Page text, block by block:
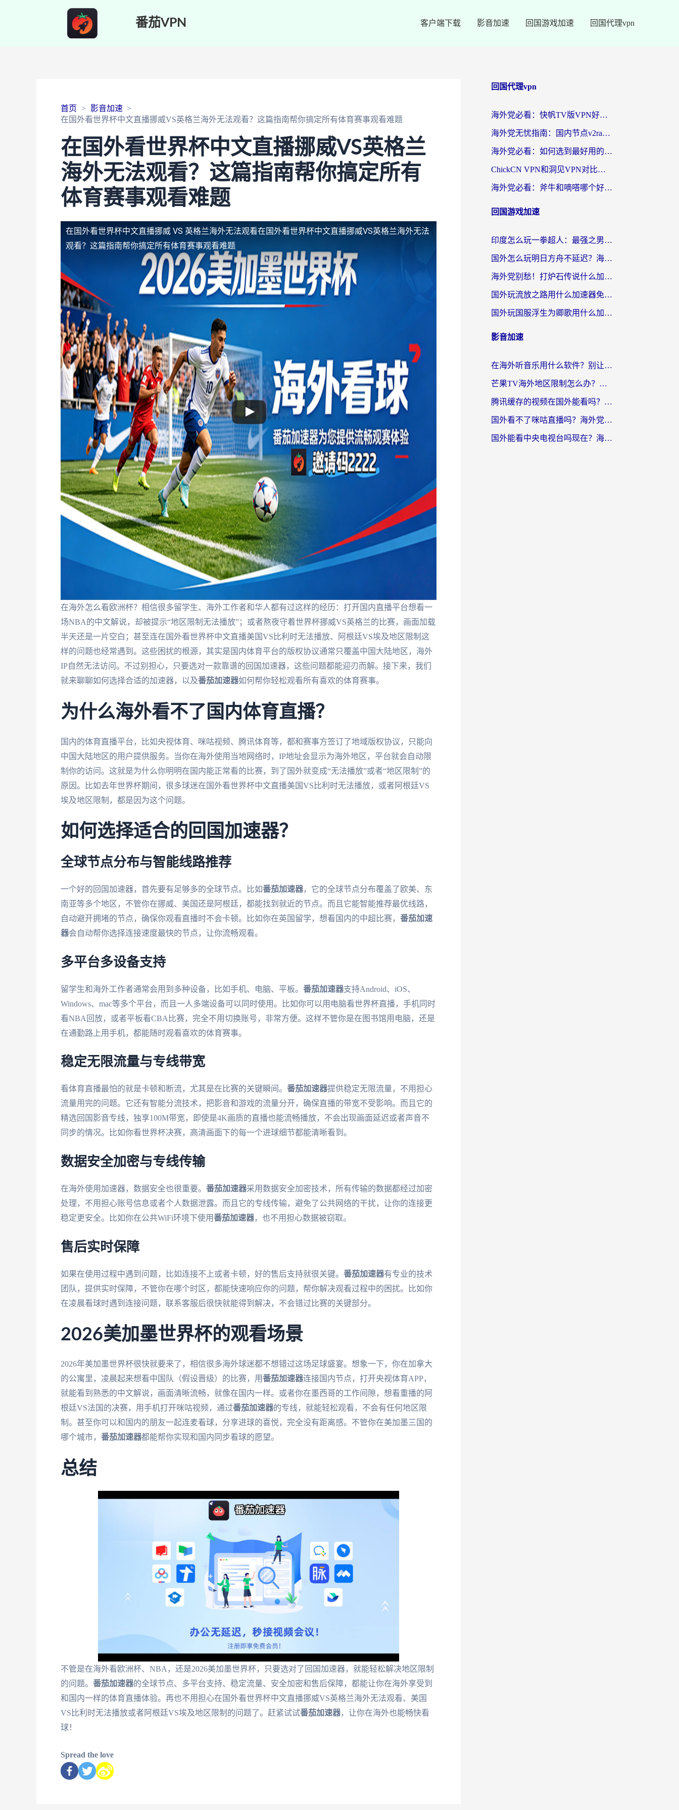
番茄VPN 客户端下载 影音加速 回国游戏加速 回国代理vpn
首页
影音加速
在国外看世界杯中文直播挪威VS英格兰海外无法观看？这篇指南帮你搞定所有体育赛事观看难题
在国外看世界杯中文直播挪威VS英格兰
海外无法观看？这篇指南帮你搞定所有
体育赛事观看难题
在国外看世界杯中文直播挪威 VS 英格兰海外无法观看在国外看世界杯中文直播挪威VS英格兰海外无法
观看？这篇指南帮你搞定所有体育赛事观看难题
在海外怎么看欧洲杯？相信很多留学生、海外工作者和华人都有过这样的经历：打开国内直播平台想看一
场NBA的中文解说，却被提示“地区限制无法播放”；或者熬夜守着世界杯挪威VS英格兰的比赛，画面加载
半天还是一片空白；甚至连在国外看世界杯中文直播美国VS比利时无法播放、阿根廷VS埃及地区限制这
样的问题也经常遇到。这些困扰的根源，其实是国内体育平台的版权协议通常只覆盖中国大陆地区，海外
IP自然无法访问。不过别担心，只要选对一款靠谱的回国加速器，这些问题都能迎刃而解。接下来，我们
就来聊聊如何选择合适的加速器，以及番茄加速器如何帮你轻松观看所有喜欢的体育赛事。
为什么海外看不了国内体育直播？
国内的体育直播平台，比如央视体育、咪咕视频、腾讯体育等，都和赛事方签订了地域版权协议，只能向
中国大陆地区的用户提供服务。当你在海外使用当地网络时，IP地址会显示为海外地区，平台就会自动限
制你的访问。这就是为什么你明明在国内能正常看的比赛，到了国外就变成“无法播放”或者“地区限制”的
原因。比如去年世界杯期间，很多球迷在国外看世界杯中文直播美国VS比利时无法播放，或者阿根廷VS
埃及地区限制，都是因为这个问题。
如何选择适合的回国加速器？
全球节点分布与智能线路推荐
一个好的回国加速器，首先要有足够多的全球节点。比如番茄加速器，它的全球节点分布覆盖了欧美、东
南亚等多个地区，不管你在挪威、美国还是阿根廷，都能找到就近的节点。而且它能智能推荐最优线路，
自动避开拥堵的节点，确保你观看直播时不会卡顿。比如你在英国留学，想看国内的中超比赛， 番茄加速
器会自动帮你选择连接速度最快的节点，让你流畅观看。
多平台多设备支持
留学生和海外工作者通常会用到多种设备，比如手机、电脑、平板。 番茄加速器支持Android、iOS、
Windows、mac等多个平台，而且一人多端设备可以同时使用。比如你可以用电脑看世界杯直播，手机同时
看NBA回放，或者平板看CBA比赛，完全不用切换账号，非常方便。这样不管你是在图书馆用电脑，还是
在通勤路上用手机，都能随时观看喜欢的体育赛事。
稳定无限流量与专线带宽
看体育直播最怕的就是卡顿和断流，尤其是在比赛的关键瞬间。 番茄加速器提供稳定无限流量，不用担心
流量用完的问题。它还有智能分流技术，把影音和游戏的流量分开，确保直播的带宽不受影响。而且它的
精选回国影音专线，独享100M带宽，即使是4K画质的直播也能流畅播放，不会出现画面延迟或者声音不
同步的情况。比如你看世界杯决赛，高清画面下的每一个进球细节都能清晰看到。
数据安全加密与专线传输
在海外使用加速器，数据安全也很重要。 番茄加速器采用数据安全加密技术，所有传输的数据都经过加密
处理，不用担心账号信息或者个人数据泄露。而且它的专线传输，避免了公共网络的干扰，让你的连接更
稳定更安全。比如你在公共WiFi环境下使用番茄加速器，也不用担心数据被窃取。
售后实时保障
如果在使用过程中遇到问题，比如连接不上或者卡顿，好的售后支持就很关键。 番茄加速器有专业的技术
团队，提供实时保障，不管你在哪个时区，都能快速响应你的问题，帮你解决观看过程中的困扰。比如你
在凌晨看球时遇到连接问题，联系客服后很快就能得到解决，不会错过比赛的关键部分。
2026美加墨世界杯的观看场景
2026年美加墨世界杯很快就要来了，相信很多海外球迷都不想错过这场足球盛宴。想象一下，你在加拿大
的公寓里，凌晨起来想看中国队（假设晋级）的比赛，用番茄加速器连接国内节点，打开央视体育APP，
就能看到熟悉的中文解说，画面清晰流畅，就像在国内一样。或者你在墨西哥的工作间隙，想看重播的阿
根廷VS法国的决赛，用手机打开咪咕视频，通过番茄加速器的专线，就能轻松观看，不会有任何地区限
制。甚至你可以和国内的朋友一起连麦看球，分享进球的喜悦，完全没有距离感。不管你在美加墨三国的
哪个城市， 番茄加速器都能帮你实现和国内同步看球的愿望。
总结
不管是在海外看欧洲杯、NBA，还是2026美加墨世界杯，只要选对了回国加速器，就能轻松解决地区限制
的问题。 番茄加速器的全球节点、多平台支持、稳定流量、安全加密和售后保障，都能让你在海外享受到
和国内一样的体育直播体验。再也不用担心在国外看世界杯中文直播挪威VS英格兰海外无法观看、美国
VS比利时无法播放或者阿根廷VS埃及地区限制的问题了。赶紧试试番茄加速器，让你在海外也能畅快看
球！
Spread the love
回国代理vpn
海外党必看：快帆TV版VPN好用吗？和快游VPN对比哪个回国效果更好？附实用避坑指南
海外党无忧指南：国内节点v2ray怎么选？一键回国VPN+多场景实测帮你避坑
海外党必看：如何选到最好用的回国加速器？从节点到售后的全维度指南
ChickCN VPN和洞见VPN对比哪个回国效果更好？海外党亲测3款加速器+避坑指南
海外党必看：斧牛和嘀嗒哪个好？3个维度教你选对回国加速器
回国游戏加速
印度怎么玩一拳超人：最强之男？海外党国服游戏加速避坑指南
国外怎么玩明日方舟不延迟？海外玩家国服游戏加速终极指南（附DNF梦幻诛仙解决方案）
海外党别愁！打炉石传说什么加速器好用？3个实用技巧解决国服游戏卡顿
国外玩流放之路用什么加速器免费？海外党亲测有效的国服游戏加速指南
国外玩国服浮生为卿歌用什么加速器比较好？海外党亲测不踩坑指南
影音加速
在海外听音乐用什么软件？别让地域限制断了你的华语歌单
芒果TV海外地区限制怎么办？海外党追剧看片的实用加速器选择指南
腾讯缓存的视频在国外能看吗？海外党追剧看片的终极解决方案
国外看不了咪咕直播吗？海外党追剧看片的加速器选择指南
国外能看中央电视台吗现在？海外党追剧看央视的实用指南